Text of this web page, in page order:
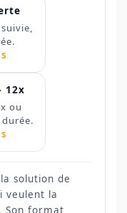
12x
ou
solution de
veulent la
Son format